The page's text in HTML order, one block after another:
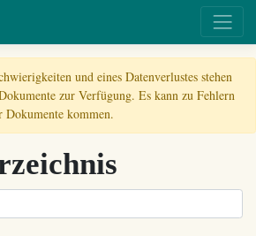
und eines Datenverlustes stehen
zur Verfügung. Es kann zu Fehlern
kommen.